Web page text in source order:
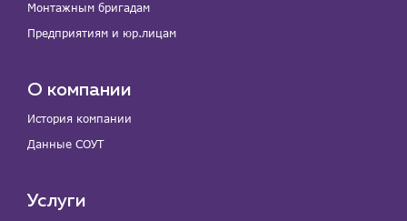
Монтажным бригадам
Предприятиям и юр.лицам
О компании
История компании
Данные СОУТ
Услуги